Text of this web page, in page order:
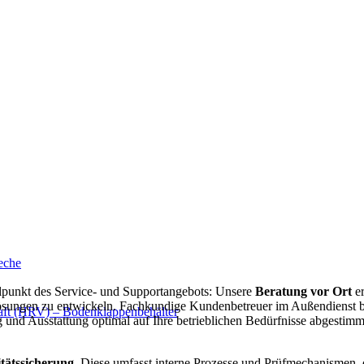
(HRV) – Bodenklappenbehälter
des Service‑ und Supportangebots: Unsere Beratung vor Ort
zu entwickeln. Fachkundige Kundenbetreuer im
Ausstattung optimal auf Ihre betrieblichen Bedürfnisse